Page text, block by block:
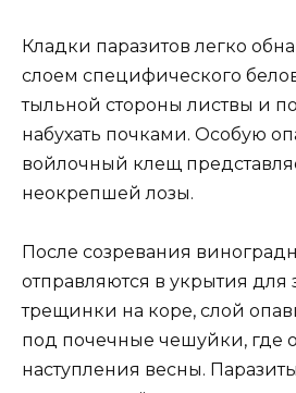
Кладки паразитов легко
слоем специфического
тыльной стороны листвы и
набухать почками. Особую
войлочный клещ
неокрепшей лозы.
После созревания
отправляются в укрытия для
трещинки на коре, слой
под почечные чешуйки, где
наступления весны.